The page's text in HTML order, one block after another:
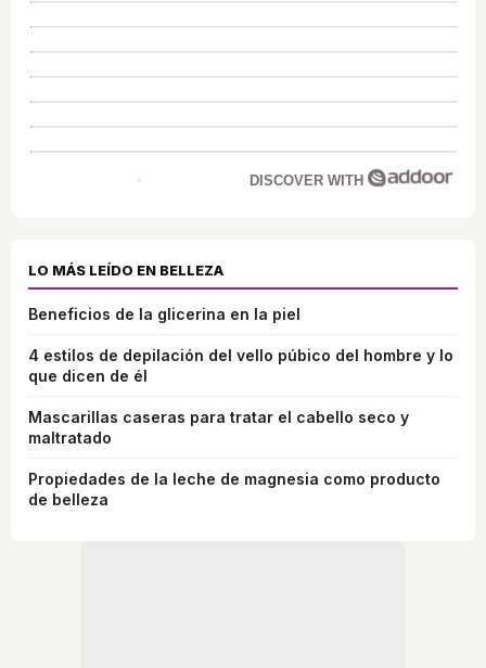
DISCOVER WITH
LO MÁS LEÍDO EN BELLEZA
Beneficios de la glicerina en la piel
4 estilos de depilación del vello púbico del hombre y lo
que dicen de él
Mascarillas caseras para tratar el cabello seco y
maltratado
Propiedades de la leche de magnesia como producto
de belleza